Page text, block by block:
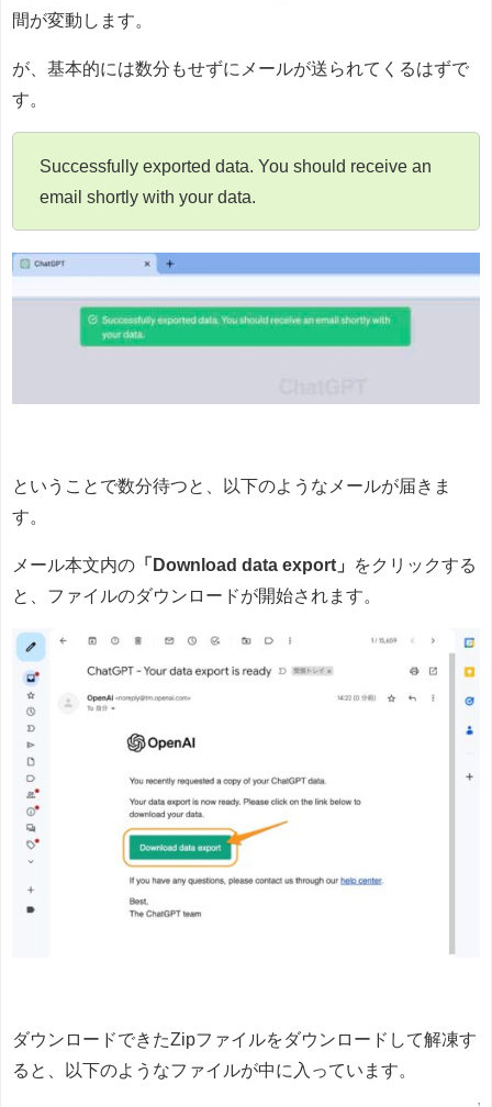
間が変動します。
が、基本的には数分もせずにメールが送られてくるはずで
す。
Successfully exported data. You should receive an
email shortly with your data.
ということで数分待つと、以下のようなメールが届きま
す。
メール本文内の 「Download data export」
をクリックする
と、ファイルのダウンロードが開始されます。
ダウンロードできたZipファイルをダウンロードして解凍す
ると、以下のようなファイルが中に入っています。